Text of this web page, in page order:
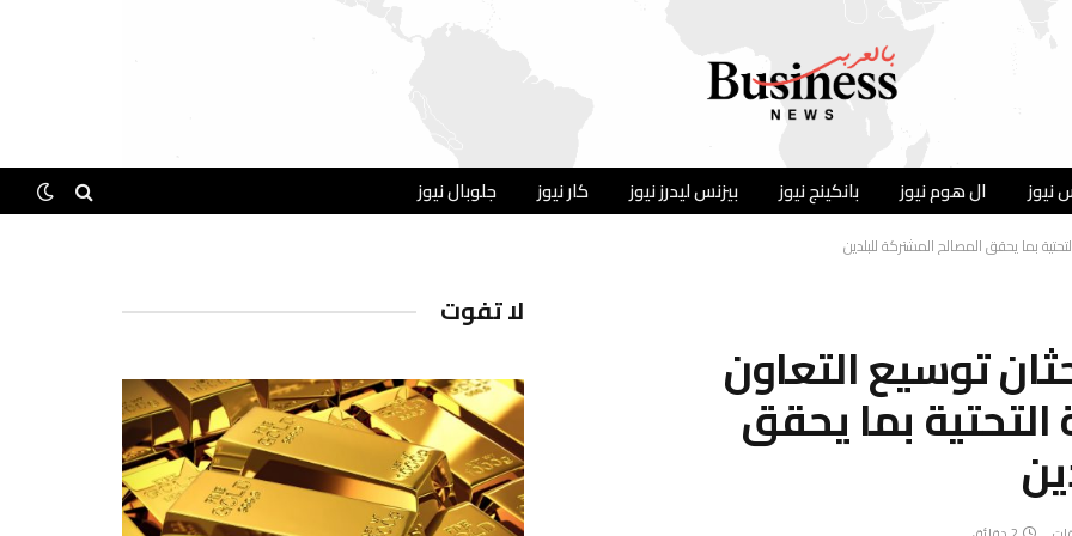
نيوز ال هوم نيوز بانكينج نيوز بيزنس ليدرز نيوز كار نيوز جلوبال نيوز
بما يحقق المصالح المشتركة للبلدين
توسيع التعاون
التحتية بما يحقق
لا تفوت